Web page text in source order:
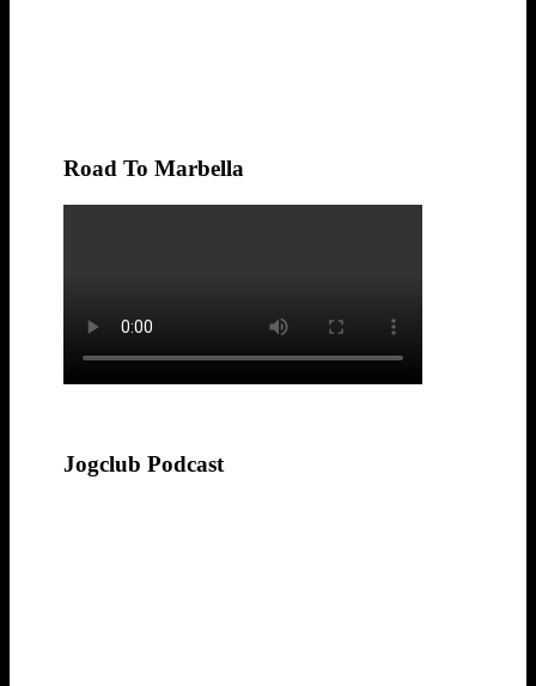
Road To Marbella
Jogclub Podcast